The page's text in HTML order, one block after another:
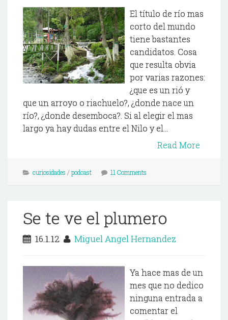
El título de río mas
corto del mundo
tiene bastantes
candidatos. Cosa
que resulta obvia
por varias razones:
¿que es un rió y
que un arroyo o riachuelo?, ¿donde nace un
río?, ¿donde desemboca?. Si al elegir el mas
largo ya hay dudas entre el Nilo y el...
Read More
curiosidades / podcast 11 Comments
Se te ve el plumero
16.1.12 Miguel Angel Hernandez
Ya hace mas de un
mes que no dedico
ninguna entrada a
comentar el